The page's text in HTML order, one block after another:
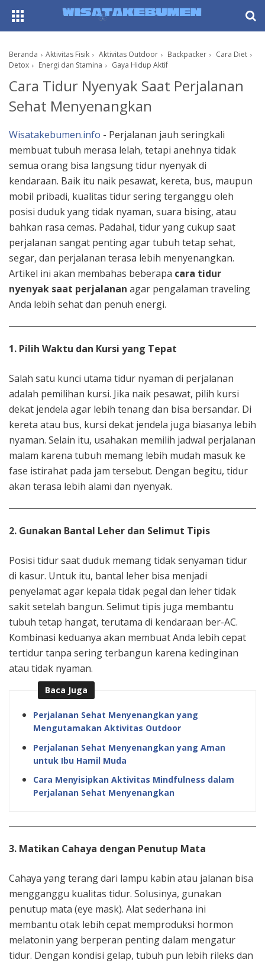
Beranda Aktivitas Fisik Aktivitas Outdoor Backpacker
Cara Diet
Detox
Energi dan Stamina Gaya Hidup Aktif
Cara Tidur Nyenyak Saat Perjalanan
Sehat Menyenangkan
Wisatakebumen.info - Perjalanan jauh seringkali
membuat tubuh merasa lelah, tetapi anehnya tidak
semua orang bisa langsung tidur nyenyak di
kendaraan. Baik itu naik pesawat, kereta, bus, maupun
mobil pribadi, kualitas tidur sering terganggu oleh
posisi duduk yang tidak nyaman, suara bising, atau
bahkan rasa cemas. Padahal, tidur yang cukup saat
perjalanan sangat penting agar tubuh tetap sehat,
segar, dan perjalanan terasa lebih menyenangkan.
Artikel ini akan membahas beberapa cara tidur
nyenyak saat perjalanan agar pengalaman traveling
Anda lebih sehat dan penuh energi.
1. Pilih Waktu dan Kursi yang Tepat
Salah satu kunci utama tidur nyaman di perjalanan
adalah pemilihan kursi. Jika naik pesawat, pilih kursi
dekat jendela agar lebih tenang dan bisa bersandar. Di
kereta atau bus, kursi dekat jendela juga biasanya lebih
nyaman. Selain itu, usahakan memilih jadwal perjalanan
malam karena tubuh memang lebih mudah masuk ke
fase istirahat pada jam tersebut. Dengan begitu, tidur
akan terasa lebih alami dan nyenyak.
2. Gunakan Bantal Leher dan Selimut Tipis
Posisi tidur saat duduk memang tidak senyaman tidur
di kasur. Untuk itu, bantal leher bisa menjadi
penyelamat agar kepala tidak pegal dan leher tidak
sakit setelah bangun. Selimut tipis juga membantu
tubuh tetap hangat, terutama di kendaraan ber-AC.
Kombinasi keduanya akan membuat Anda lebih cepat
tertidur tanpa sering terbangun karena kedinginan
atau tidak nyaman.
Baca Juga
Perjalanan Sehat Menyenangkan yang
Mengutamakan Aktivitas Outdoor
Perjalanan Sehat Menyenangkan yang Aman
untuk Ibu Hamil Muda
Cara Menyisipkan Aktivitas Mindfulness dalam
Perjalanan Sehat Menyenangkan
3. Matikan Cahaya dengan Penutup Mata
Cahaya yang terang dari lampu kabin atau jalanan bisa
mengganggu kualitas tidur. Solusinya, gunakan
penutup mata (eye mask). Alat sederhana ini
membantu otak lebih cepat memproduksi hormon
melatonin yang berperan penting dalam mengatur
tidur. Dengan kondisi gelap, tubuh pun lebih rileks dan